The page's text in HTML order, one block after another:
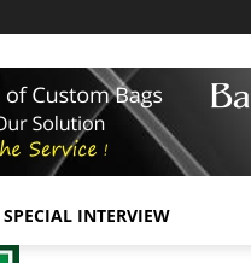
SPECIAL INTERVIEW